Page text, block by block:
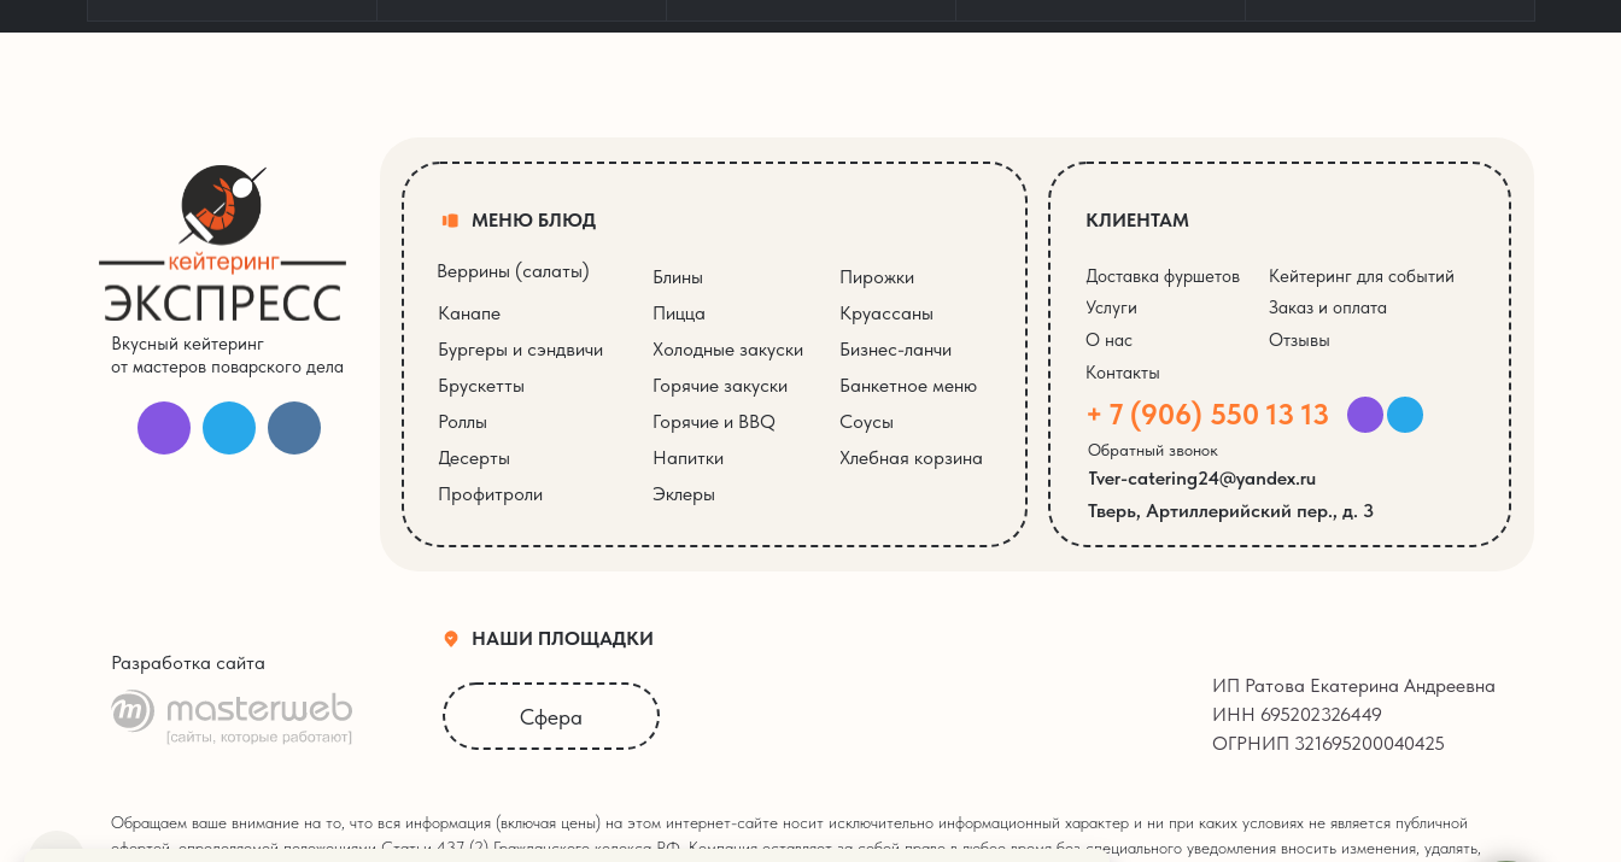
Обращаем ваше внимание на то, что вся информация (включая цены) на этом интернет-сайте носит исключительно информационный характер и ни при каких условиях не является публичной
офертой, определяемой положениями Статьи 437 (2) Гражданского кодекса РФ. Компания оставляет за собой право в любое время без специального уведомления вносить изменения, удалять,
КЛИЕНТАМ
Доставка фуршетов
Кейтеринг для событий
Услуги
Заказ и оплата
О нас
Отзывы
+ 7 (906) 550 13 13
Обратный звонок
Tver-catering24@yandex.ru
Контакты
Тверь, Артиллерийский пер., д. 3
Веррины (салаты)
Канапе
Бургеры и сэндвичи
Роллы
Десерты
Профитроли
Блины
Пицца
Холодные закуски
Горячие закуски
Горячие и BBQ
Напитки
Брускетты
Эклеры
Пирожки
Круассаны
Бизнес-ланчи
Банкетное меню
Хлебная корзина
Соусы
МЕНЮ БЛЮД
Разработка сайта
Вкусный кейтеринг
от мастеров поварского дела
Сфера
НАШИ ПЛОЩАДКИ
ИП Ратова Екатерина Андреевна
ИНН 695202326449
ОГРНИП 321695200040425